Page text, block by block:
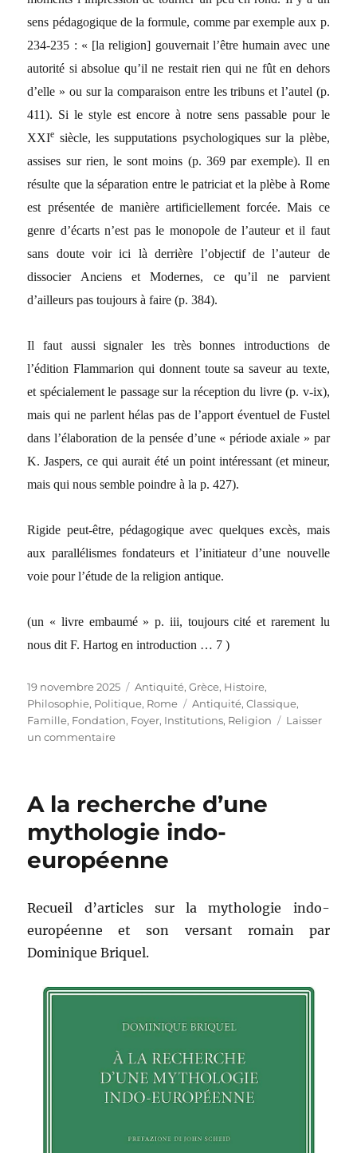
sens pédagogique de la formule, comme par exemple aux p.
234-235 : « [la religion] gouvernait l’être humain avec une
autorité si absolue qu’il ne restait rien qui ne fût en dehors
d’elle » ou sur la comparaison entre les tribuns et l’autel (p.
411). Si le style est encore à notre sens passable pour le
XXIe siècle, les supputations psychologiques sur la plèbe,
assises sur rien, le sont moins (p. 369 par exemple). Il en
résulte que la séparation entre le patriciat et la plèbe à Rome
est présentée de manière artificiellement forcée. Mais ce
genre d’écarts n’est pas le monopole de l’auteur et il faut
sans doute voir ici là derrière l’objectif de l’auteur de
dissocier Anciens et Modernes, ce qu’il ne parvient
d’ailleurs pas toujours à faire (p. 384).
Il faut aussi signaler les très bonnes introductions de
l’édition Flammarion qui donnent toute sa saveur au texte,
et spécialement le passage sur la réception du livre (p. v-ix),
mais qui ne parlent hélas pas de l’apport éventuel de Fustel
dans l’élaboration de la pensée d’une « période axiale » par
K. Jaspers, ce qui aurait été un point intéressant (et mineur,
mais qui nous semble poindre à la p. 427).
Rigide peut-être, pédagogique avec quelques excès, mais
aux parallélismes fondateurs et l’initiateur d’une nouvelle
voie pour l’étude de la religion antique.
(un « livre embaumé » p. iii, toujours cité et rarement lu
nous dit F. Hartog en introduction … 7 )
Publié
le
19 novembre 2025 Catégories
Antiquité,Grèce, Histoire,
Philosophie, Politique, Rome Étiquettes
Antiquité,Classique,
Famille, Fondation, Foyer, Institutions, Religion
Laisser
un commentaire
A la recherche d’une
mythologie indo-
européenne
Recueil d’articles sur la mythologie indo-
européenne et son versant romain par
Dominique Briquel.